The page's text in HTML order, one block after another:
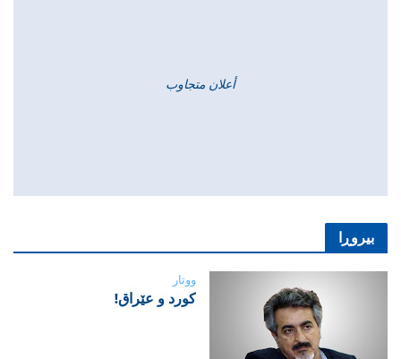
أعلان متجاوب
بیروڕا
ووتار
‌كورد و عێراق!